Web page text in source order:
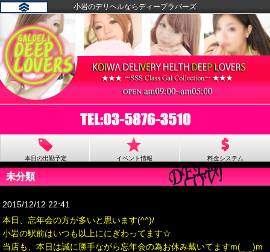
小岩のデリヘルならディープラバーズ
本日の出勤予定 イベント情報 料金システム
未分類
2015/12/12 22:41
本日、忘年会の方が多いと思います(^^)/
小岩の駅前はいつも以上ににぎわってます☆
当店も、本日は誠に勝手ながら忘年会の為お休み戴いてますm(_ _)m